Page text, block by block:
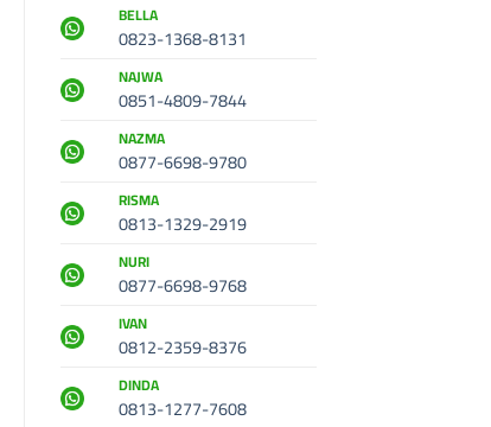
BELLA
0823-1368-8131
NAJWA
0851-4809-7844
NAZMA
0877-6698-9780
RISMA
0813-1329-2919
NURI
0877-6698-9768
IVAN
0812-2359-8376
DINDA
0813-1277-7608